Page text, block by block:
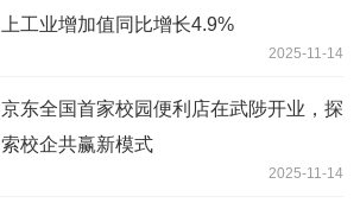
上工业增加值同比增长4.9%
2025-11-14
京东全国首家校园便利店在武陟开业，探
索校企共赢新模式
2025-11-14